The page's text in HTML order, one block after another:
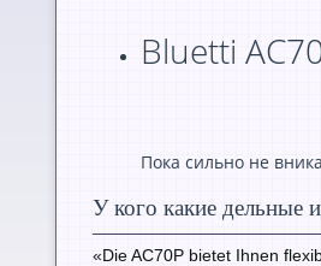
Bluetti
Пока сильно не
У кого какие дельные
«Die AC70P bietet Ihnen